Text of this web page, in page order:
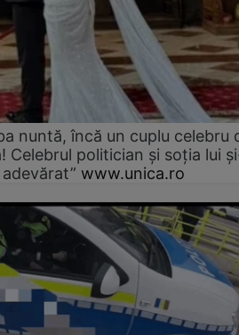
nuntă, încă un cuplu celebru
Celebrul politician și soția lui
www.unica.ro